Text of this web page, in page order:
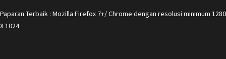
Paparan Terbaik : Mozilla Firefox 7+/ Chrome dengan resolusi minimum 1280
X 1024